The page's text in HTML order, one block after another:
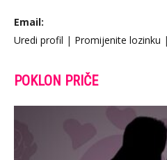
Email:
Uredi profil | Promijenite lozinku |
POKLON PRIČE